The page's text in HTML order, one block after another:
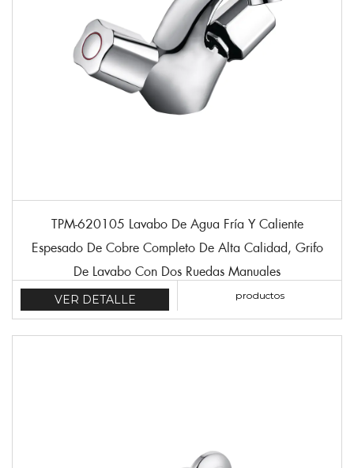
TPM-620105 Lavabo De Agua Fría Y Caliente
Espesado De Cobre Completo De Alta Calidad, Grifo
De Lavabo Con Dos Ruedas Manuales
VER DETALLE productos